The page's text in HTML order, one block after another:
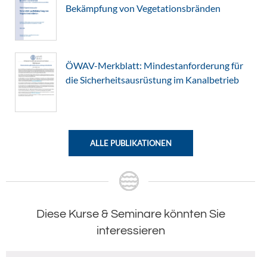
Bekämpfung von Vegetationsbränden
ÖWAV-Merkblatt: Mindestanforderung für
die Sicherheitsausrüstung im Kanalbetrieb
ALLE PUBLIKATIONEN
Diese Kurse & Seminare könnten Sie
interessieren